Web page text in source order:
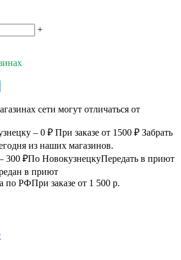
+
сети могут отличаться от
– 0 ₽ При заказе от 1500 ₽ Забрать
из наших магазинов.
300 ₽По НовокузнецкуПередать в приют
в приют
по РФПри заказе от 1 500 р.